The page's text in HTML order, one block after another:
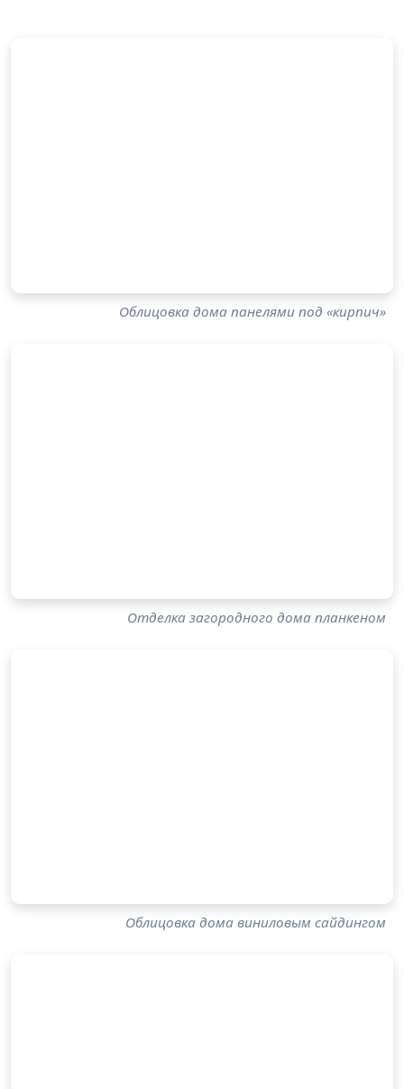
Облицовка дома панелями под «кирпич»
Отделка загородного дома планкеном
Облицовка дома виниловым сайдингом